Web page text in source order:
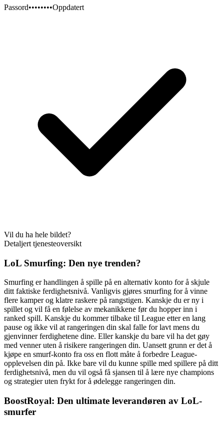
Passord••••••••Oppdatert
Vil du ha hele bildet?
Detaljert tjenesteoversikt
LoL Smurfing: Den nye trenden?
Smurfing er handlingen å spille på en alternativ konto for å skjule
ditt faktiske ferdighetsnivå. Vanligvis gjøres smurfing for å vinne
flere kamper og klatre raskere på rangstigen. Kanskje du er ny i
spillet og vil få en følelse av mekanikkene før du hopper inn i
ranked spill. Kanskje du kommer tilbake til League etter en lang
pause og ikke vil at rangeringen din skal falle for lavt mens du
gjenvinner ferdighetene dine. Eller kanskje du bare vil ha det gøy
med venner uten å risikere rangeringen din. Uansett grunn er det å
kjøpe en smurf-konto fra oss en flott måte å forbedre League-
opplevelsen din på. Ikke bare vil du kunne spille med spillere på ditt
ferdighetsnivå, men du vil også få sjansen til å lære nye champions
og strategier uten frykt for å ødelegge rangeringen din.
BoostRoyal: Den ultimate leverandøren av LoL-
smurfer